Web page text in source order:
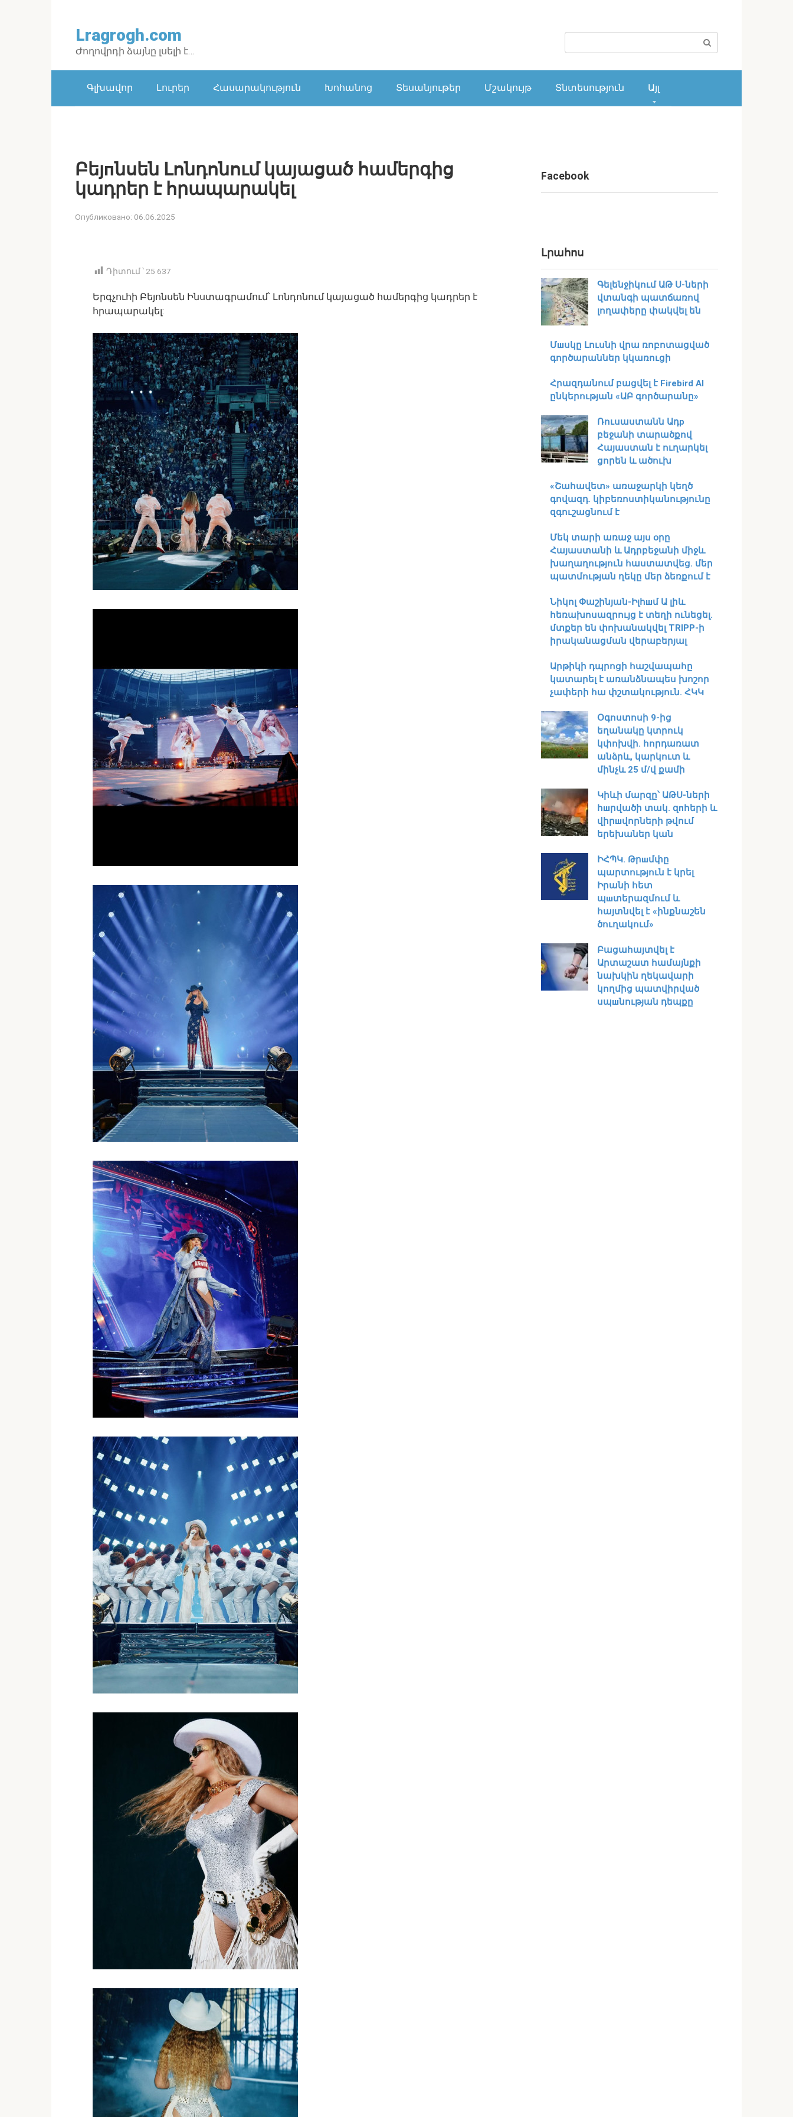
Lragrogh.com
Ժողովրդի ձայնը լսելի է…
Գլխավոր Լուրեր Հասարակություն Խոհանոց Տեսանյութեր Մշակույթ Տնտեսություն Այլ
Բեյпնսեն Լոնդոնում կայացած համերգից
կադրեր է հրապարակել
Опубликовано: 06.06.2025
Դիտում ՝ 25 637
Երգչուհի Բեյոնսեն Ինստագրամում՝ Լոնդոնում կայացած համերգից կադրեր է
հրապարակել:
Facebook
Լրահոս
Գելենջիկում ԱԹ Ս-ների
վտանգի պատճառով
լողափերը փակվել են
Մшսկը Լուսնի վրա ռոբոտացված
գործարաններ կկառուցի
Հրազդանում բացվել է Firebird AI
ընկերության «ԱԲ գործարանը»
Ռուսաստանն Ադр
բեջանի տարածքով
Հայաստան է ուղարկել
ցորեն և ածուխ
«Շահավետ» առաջարկի կեղծ
գովազդ. կիբեռոստիկանությունը
զգուշացնում է
Մեկ տարի առաջ այս օրը
Հայաստանի և Ադրբեջանի միջև
խաղաղություն հաստատվեց․ մեր
պատմության ղեկը մեր ձեռքում է
Նիկոլ Փաշինյան-Իլհшմ Ա լիև
հեռախոսազրույց է տեղի ունեցել․
մտքեր են փոխանակվել TRIPP-ի
իրականացման վերաբերյալ
Արթիկի դպրոցի հաշվապահը
կատարել է առանձնապես խոշոր
չափերի հա փշտակություն. ՀԿԿ
Օգոստոսի 9-ից
եղանակը կտրուկ
կփոխվի․ հորդառատ
անձրև, կարկուտ և
մինչև 25 մ/վ քամի
Կիևի մարզը՝ ԱԹՍ-ների
հшրվածի տակ․ զпհերի և
վիրшվորների թվում
երեխաներ կան
ԻՀՊԿ․ Թրшմփը
պարտություն է կրել
Իրանի հետ
պшտերազմում և
հայտնվել է «ինքնաշեն
ծուղակում»
Բացահայտվել է
Արտաշատ համայնքի
նախկին ղեկավարի
կողմից պատվիրված
սպшնության դեպքը